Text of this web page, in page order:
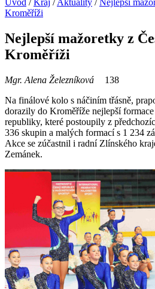
Úvod /Kraj /Aktuality /Nejlepší
Kroměříži
Nejlepší mažoretky z
Kroměříži
Mgr. Alena Železníková
138
Na finálové kolo s náčiním třásně,
dorazily do Kroměříže nejlepší
republiky, které postoupily z
336 skupin a malých formací s 1 234
Akce se zúčastnil i radní Zlínského
Zemánek.